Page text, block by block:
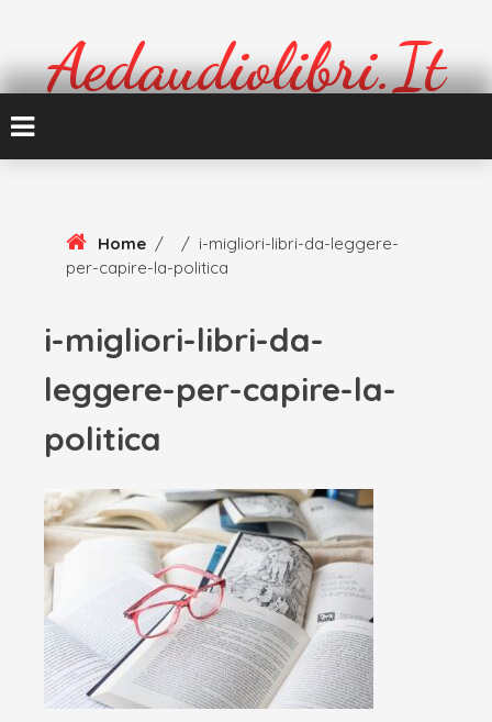
Aedaudiolibri.it
Home / / i-migliori-libri-da-leggere-
per-capire-la-politica
i-migliori-libri-da-
leggere-per-capire-la-
politica